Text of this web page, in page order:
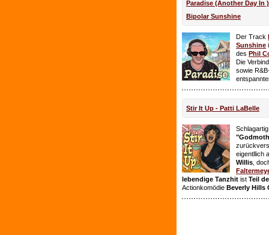
Paradise (Another Day In
Bipolar Sunshine
Der Track
Sunshine
des Phil
Die
sowie
Stir It Up - Patti LaBelle
eigentllich
Willis ,
lebendige Tanzhit ist Teil
Actionkomödie Beverly Hills